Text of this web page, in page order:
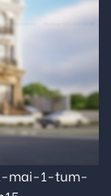
mai-1-tum-